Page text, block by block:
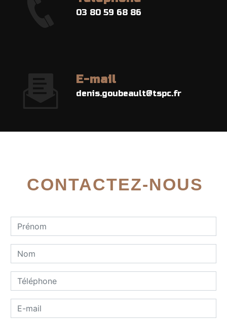
03 80 59 68 86
E-mail
denis.goubeault@tspc.fr
CONTACTEZ-NOUS